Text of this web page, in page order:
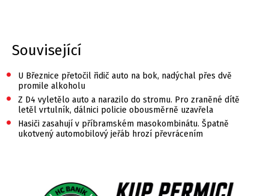
Související
•
U Březnice přetočil řidič auto na bok, nadýchal přes dvě
promile alkoholu
•
Z D4 vyletělo auto a narazilo do stromu. Pro zraněné dítě
letěl vrtulník, dálnici policie obousměrně uzavřela
•
Hasiči zasahují v příbramském masokombinátu. Špatně
ukotvený automobilový jeřáb hrozí převrácením